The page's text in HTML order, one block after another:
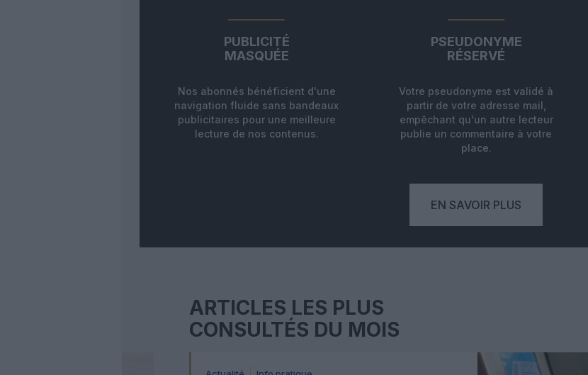
PUBLICITÉ
MASQUÉE
Nos abonnés bénéficient d'une
navigation fluide sans bandeaux
publicitaires pour une meilleure
lecture de nos contenus.
PSEUDONYME
RÉSERVÉ
Votre pseudonyme est validé à
partir de votre adresse mail,
empêchant qu'un autre lecteur
publie un commentaire à votre
place.
EN SAVOIR PLUS
ARTICLES LES PLUS
CONSULTÉS DU MOIS